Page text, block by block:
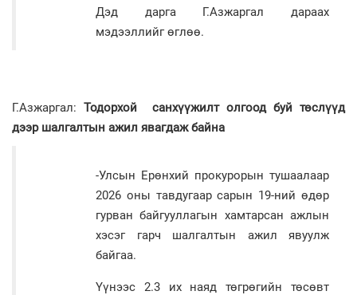
Дэд дарга Г.Азжаргал дараах
мэдээллийг өглөө.
Г.Азжаргал:Тодорхой санхүүжилт олгоод буй төслүүд
дээр шалгалтын ажил явагдаж байна
-Улсын Ерөнхий прокурорын тушаалаар
2026 оны тавдугаар сарын 19-ний өдөр
гурван байгууллагын хамтарсан ажлын
хэсэг гарч шалгалтын ажил явуулж
байгаа.
Үүнээс 2.3 их наяд төгрөгийн төсөвт